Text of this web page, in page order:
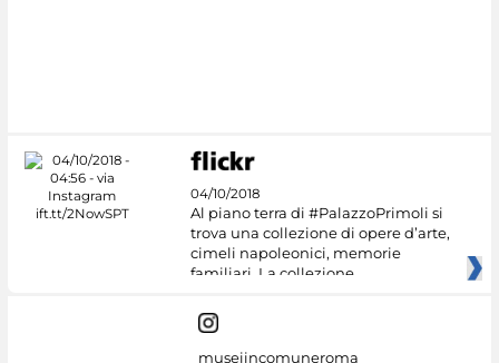
04/10/2018
Al piano terra di #PalazzoPrimoli si
trova una collezione di opere d’arte,
cimeli napoleonici, memorie
familiari. La collezione
museiincomuneroma